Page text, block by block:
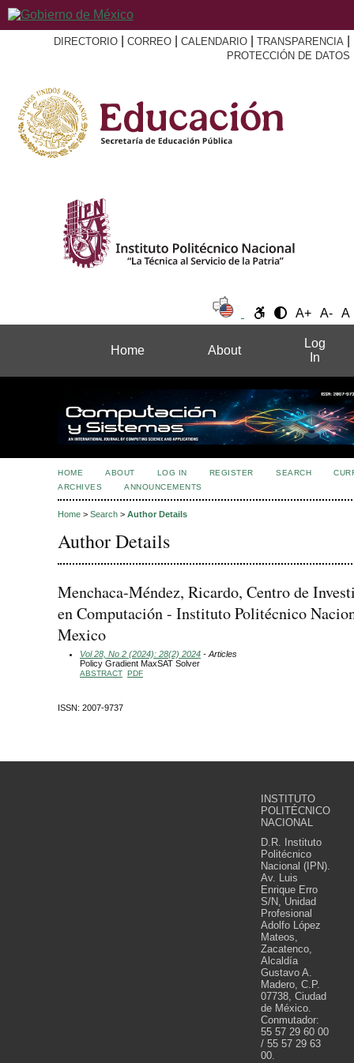
DIRECTORIO CORREO CALENDARIO TRANSPARENCIA
PROTECCIÓN DE DATOS
A+ A- A
Home About
Log
In
HOME ABOUT LOG IN REGISTER SEARCH
ARCHIVES
ANNOUNCEMENTS
Home > Search > Author Details
Author Details
Menchaca-Méndez, Ricardo, Centro de
en Computación - Instituto Politécnico
Mexico
Vol 28, No 2 (2024): 28(2) 2024 - Articles
Policy Gradient MaxSAT Solver
ABSTRACT PDF
ISSN: 2007-9737
INSTITUTO
POLITÉCNICO
NACIONAL
D.R. Instituto
Politécnico
Nacional (IPN).
Av. Luis
Enrique Erro
S/N, Unidad
Profesional
Adolfo López
Mateos,
Zacatenco,
Alcaldía
Gustavo A.
Madero, C.P.
07738, Ciudad
de México.
Conmutador:
55 57 29 60 00
/ 55 57 29 63
00.